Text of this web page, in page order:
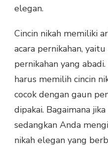
elegan.
Cincin nikah memiliki
acara pernikahan,
pernikahan yang
harus memilih cincin
cocok dengan gaun
dipakai. Bagaimana
sedangkan Anda
nikah elegan yang